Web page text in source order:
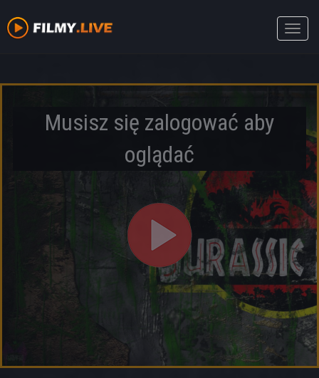
Toggle
Musisz się zalogować aby
oglądać